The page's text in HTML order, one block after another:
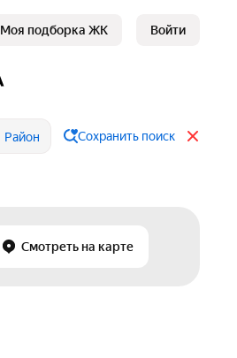
Моя подборка ЖК Войти
Район Сохранить поиск
Смотреть на карте